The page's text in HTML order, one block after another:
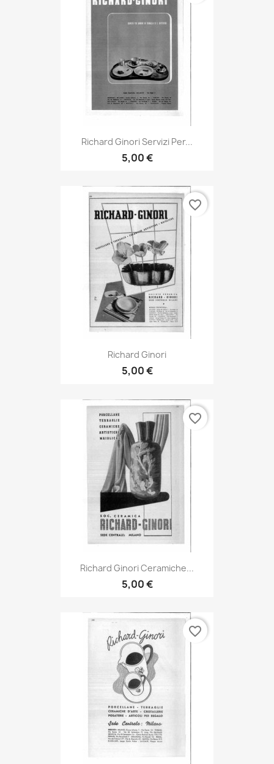
Richard Ginori Servizi Per...
5,00 €
Richard Ginori
5,00 €
favorite_border
Richard Ginori Ceramiche...
5,00 €
favorite_border
favorite_border